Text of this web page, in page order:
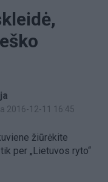
2016-12-11 16:45
žiūrėkite
per „Lietuvos ryto“